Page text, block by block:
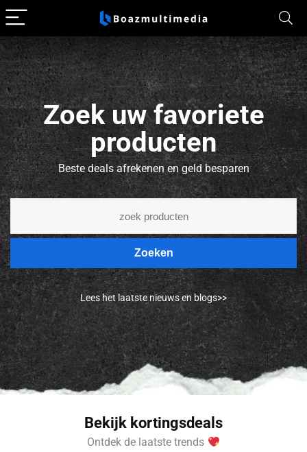
Zoek uw favoriete
producten
Beste deals afrekenen en geld besparen
Zoeken
Lees het laatste nieuws en blogs>>
Bekijk kortingsdeals
Ontdek de laatste trends